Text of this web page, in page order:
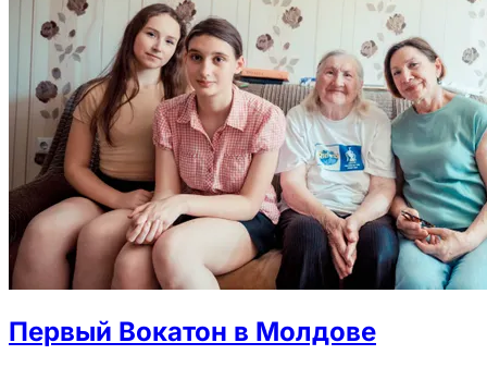
Первый Вокатон в Молдове